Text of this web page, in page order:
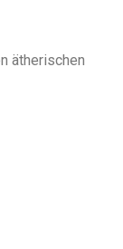
ätherischen